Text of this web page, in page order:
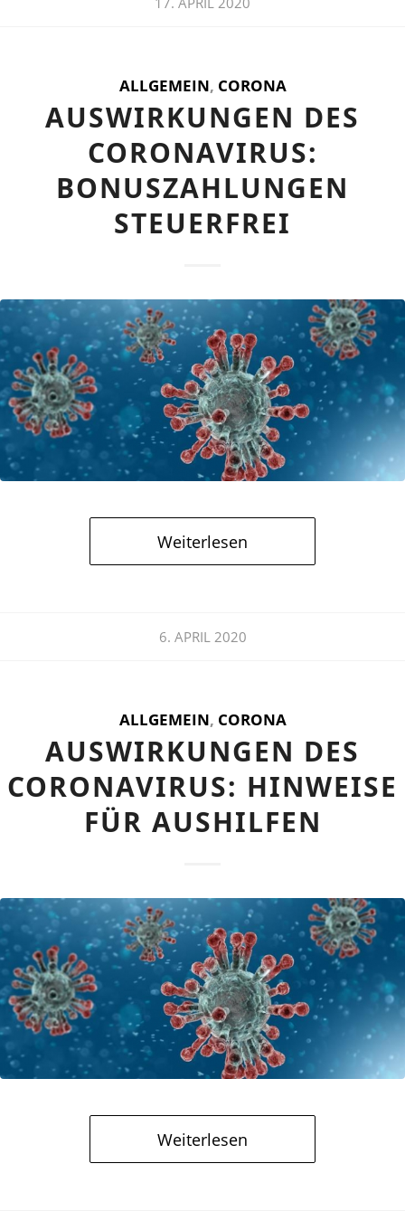
ALLGEMEIN, CORONA
AUSWIRKUNGEN DES
CORONAVIRUS:
BONUSZAHLUNGEN
STEUERFREI
Weiterlesen
6. APRIL 2020
ALLGEMEIN, CORONA
AUSWIRKUNGEN DES
CORONAVIRUS: HINWEISE
FÜR AUSHILFEN
Weiterlesen